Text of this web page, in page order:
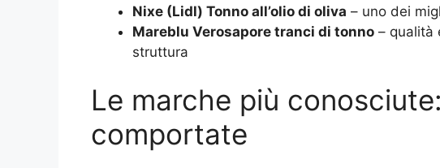
Nixe (Lidl) Tonno all’olio di oliva – uno dei
Mareblu Verosapore tranci di tonno – qualità
struttura
Le marche più
comportate